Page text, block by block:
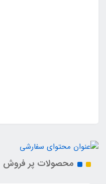
محصولات پر فروش